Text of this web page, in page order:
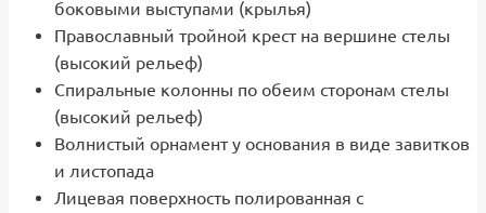
боковыми выступами (крылья)
Православный тройной крест на вершине стелы
(высокий рельеф)
Спиральные колонны по обеим сторонам стелы
(высокий рельеф)
Волнистый орнамент у основания в виде завитков
и листопада
Лицевая поверхность полированная с